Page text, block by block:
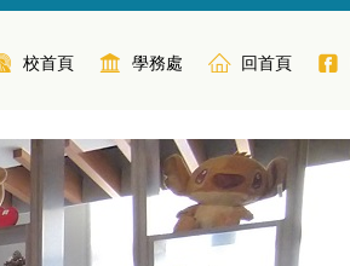
校首頁 學務處 回首頁